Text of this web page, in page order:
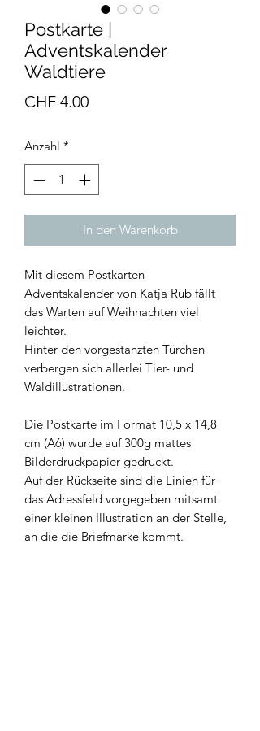
Postkarte |
Adventskalender
Waldtiere
CHF 4.00Preis
Anzahl *
In den Warenkorb
Mit diesem Postkarten-
Adventskalender von Katja Rub fällt
das Warten auf Weihnachten viel
leichter.
Hinter den vorgestanzten Türchen
verbergen sich allerlei Tier- und
Waldillustrationen.
Die Postkarte im Format 10,5 x 14,8
cm (A6) wurde auf 300g mattes
Bilderdruckpapier gedruckt.
Auf der Rückseite sind die Linien für
das Adressfeld vorgegeben mitsamt
einer kleinen Illustration an der Stelle,
an die die Briefmarke kommt.